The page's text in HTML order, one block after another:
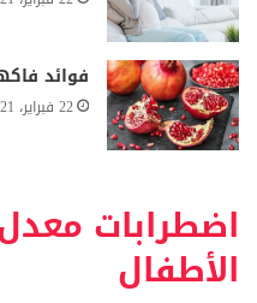
فوائد
22 فبراير، 2021
اضطرابات
الأطفال